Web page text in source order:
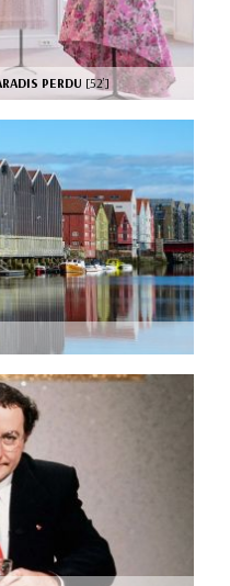
PERDU [52’]